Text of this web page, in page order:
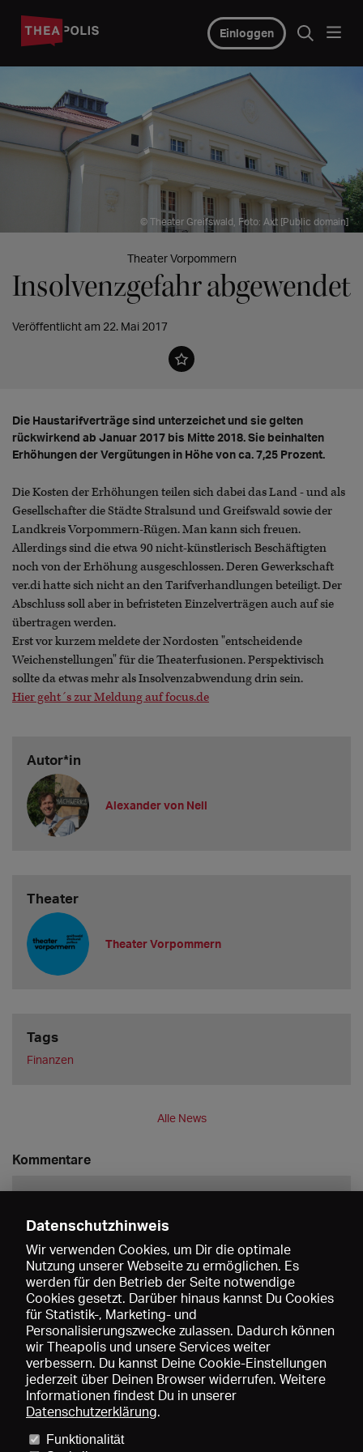
Einloggen
© Theater Greifswald, Foto: Axt [Public domain]
Theater Vorpommern
Insolvenzgefahr abgewendet
Veröffentlicht am 22. Mai 2017
Die Haustarifverträge sind unterzeichet und sie gelten
rückwirkend ab Januar 2017 bis Mitte 2018. Sie beinhalten
Erhöhungen der Vergütungen in Höhe von ca. 7,25 Prozent.
Die Kosten der Erhöhungen teilen sich dabei das Land - und als
Gesellschafter die Städte Stralsund und Greifswald sowie der
Landkreis Vorpommern-Rügen. Man kann sich freuen.
Allerdings sind die etwa 90 nicht-künstlerisch Beschäftigten
noch von der Erhöhung ausgeschlossen. Deren Gewerkschaft
ver.di hatte sich nicht an den Tarifverhandlungen beteiligt. Der
Abschluss soll aber in befristeten Einzelverträgen auch auf sie
übertragen werden.
Erst vor kurzem meldete der Nordosten "entscheidende
Weichenstellungen" für die Theaterfusionen. Perspektivisch
sollte da etwas mehr als Insolvenzabwendung drin sein.
Hier geht´s zur Meldung auf focus.de
Autor*in
Alexander von Nell
Theater
Theater Vorpommern
Tags
Finanzen
Alle News
Kommentare
Speichern
Datenschutzhinweis
Wir verwenden Cookies, um Dir die optimale
Nutzung unserer Webseite zu ermöglichen. Es
werden für den Betrieb der Seite notwendige
Cookies gesetzt. Darüber hinaus kannst Du Cookies
für Statistik-, Marketing- und
Personalisierungszwecke zulassen. Dadurch können
wir Theapolis und unsere Services weiter
verbessern. Du kannst Deine Cookie-Einstellungen
jederzeit über Deinen Browser widerrufen. Weitere
Informationen findest Du in unserer
Datenschutzerklärung.
Funktionalität